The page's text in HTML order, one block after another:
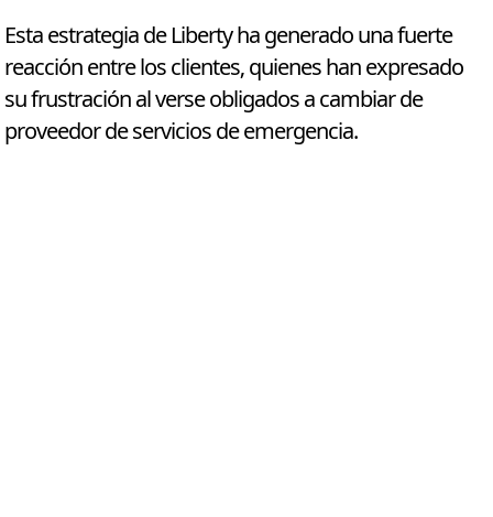
Esta estrategia de Liberty ha generado una fuerte
reacción entre los clientes, quienes han expresado
su frustración al verse obligados a cambiar de
proveedor de servicios de emergencia.